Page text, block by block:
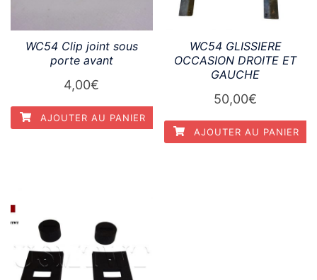
WC54 Clip joint sous
porte avant
4,00€
AJOUTER AU PANIER
WC54 GLISSIERE
OCCASION DROITE ET
GAUCHE
50,00€
AJOUTER AU PANIER